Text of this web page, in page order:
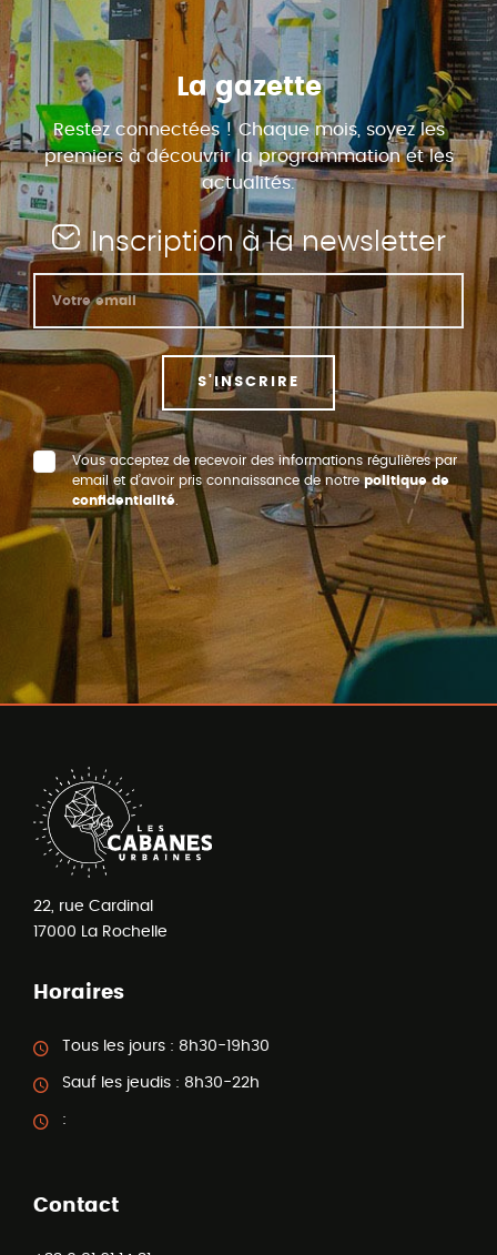
La gazette
Restez connectées ! Chaque mois, soyez les
premiers à découvrir la programmation et les
actualités.
Inscription à la newsletter
S'INSCRIRE
Vous acceptez de recevoir des informations régulières par
email et d’avoir pris connaissance de notrepolitique de
confidentialité
22, rue Cardinal
17000 La Rochelle
Horaires
Tous les jours : 8h30-19h30
Sauf les jeudis : 8h30-22h
:
Contact